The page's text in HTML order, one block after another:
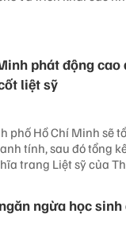
phát động
liệt sỹ
phố Hồ Chí Minh sẽ
tính, sau đó tổng
trang Liệt sỹ của
ngừa học